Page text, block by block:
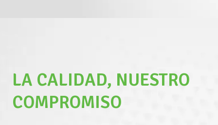
LA CALIDAD, NUESTRO
COMPROMISO